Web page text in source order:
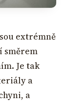
extrémně
směrem
Je tak
a
a